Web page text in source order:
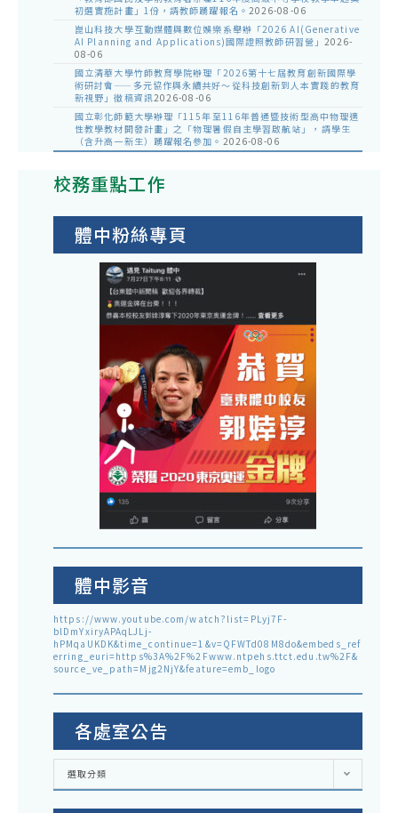
初選實施計畫」1份，請教師踴躍報名。 2026-08-06
崑山科技大學互動媒體與數位娛樂系舉辦「2026 AI(Generative
AI Planning and Applications)國際證照教師研習營」 2026-
08-06
國立清華大學竹師教育學院辦理「2026第十七屆教育創新國際學
術研討會——多元協作與永續共好～從科技創新到人本實踐的教育
新視野」徵稿資訊2026-08-06
國立彰化師範大學辦理「115年至116年普通暨技術型高中物理適
性教學教材開發計畫」之「物理暑假自主學習啟航站」，請學生
（含升高一新生）踴躍報名參加。 2026-08-06
校務重點工作
體中粉絲專頁
體中影音
https://www.youtube.com/watch?list=PLyj7F-
blDmYxiryAPAqLJLj-
hPMqaUKDK&time_continue=1&v=QFWTd08M8do&embeds_ref
erring_euri=https%3A%2F%2Fwww.ntpehs.ttct.edu.tw%2F&
source_ve_path=Mjg2NjY&feature=emb_logo
各處室公告
各
室
選取分類